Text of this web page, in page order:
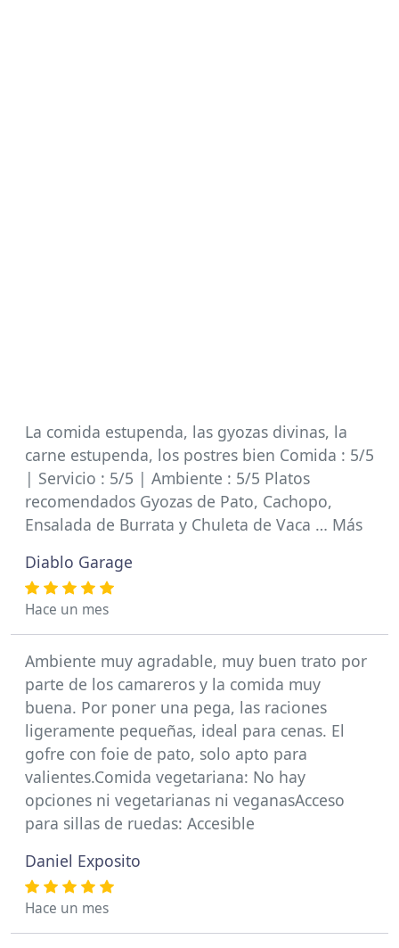
La comida estupenda, las gyozas divinas, la
carne estupenda, los postres bien Comida : 5/5
| Servicio : 5/5 | Ambiente : 5/5 Platos
recomendados Gyozas de Pato, Cachopo,
Ensalada de Burrata y Chuleta de Vaca … Más
Diablo Garage
Hace un mes
Ambiente muy agradable, muy buen trato por
parte de los camareros y la comida muy
buena. Por poner una pega, las raciones
ligeramente pequeñas, ideal para cenas. El
gofre con foie de pato, solo apto para
valientes.Comida vegetariana: No hay
opciones ni vegetarianas ni veganasAcceso
para sillas de ruedas: Accesible
Daniel Exposito
Hace un mes